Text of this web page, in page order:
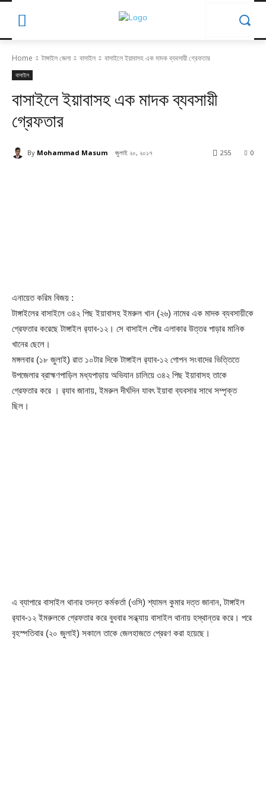
Home টাঙ্গাইল জেলা বাসাইল বাসাইলে ইয়াবাসহ এক মাদক ব্যবসায়ী গ্রেফতার
বাসাইল
বাসাইলে ইয়াবাসহ এক মাদক ব্যবসায়ী
গ্রেফতার
By Mohammad Masum জুলাই ২০, ২০১৭ 0
255
এনায়েত করিম বিজয় :
টাঙ্গাইলের বাসাইলে ৩৪২ পিছ ইয়াবাসহ ইমরুল খান (২৬) নামের এক মাদক ব্যবসায়ীকে
গ্রেফতার করেছে টাঙ্গাইল র‌্যাব-১২। সে বাসাইল পৌর এলাকার উত্তর পাড়ার মানিক
খানের ছেলে।
মঙ্গলবার (১৮ জুলাই) রাত ১০টার দিকে টাঙ্গাইল র‌্যাব-১২ গোপন সংবাদের ভিত্তিতে
উপজেলার ব্রাহ্মণপাড়িল মধ্যপাড়ায় অভিযান চালিয়ে ৩৪২ পিছ ইয়াবাসহ তাকে
গ্রেফতার করে । র‌্যাব জানায়, ইমরুল দীর্ঘদিন যাবৎ ইয়াবা ব্যবসার সাথে সম্পৃক্ত
ছিল।
এ ব্যাপারে বাসাইল থানার তদন্ত কর্মকর্তা (ওসি) শ্যামল কুমার দত্ত জানান, টাঙ্গাইল
র‌্যাব-১২ ইমরুলকে গ্রেফতার করে বুধবার সন্ধ্যায় বাসাইল থানায় হস্থান্তর করে। পরে
বৃহস্পতিবার (২০ জুলাই) সকালে তাকে জেলহাজতে প্রেরণ করা হয়েছে।